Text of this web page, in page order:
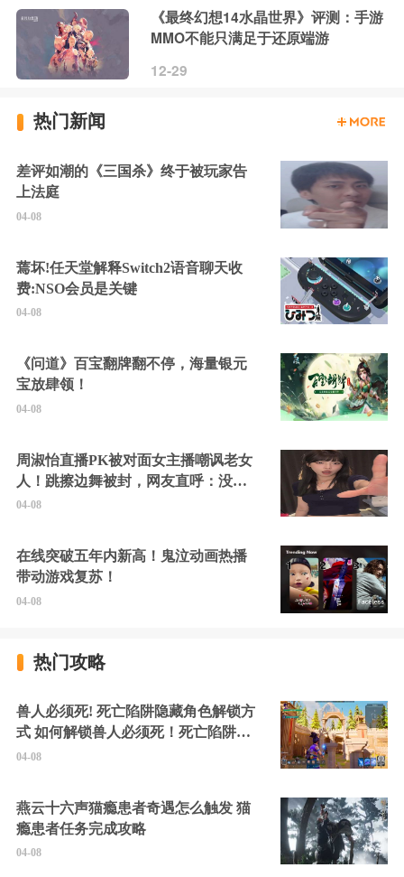
《最终幻想14水晶世界》评测：手游
MMO不能只满足于还原端游
12-29
热门新闻
差评如潮的《三国杀》终于被玩家告
上法庭
04-08
蔫坏!任天堂解释Switch2语音聊天收
费:NSO会员是关键
04-08
《问道》百宝翻牌翻不停，海量银元
宝放肆领！
04-08
周淑怡直播PK被对面女主播嘲讽老女
人！跳擦边舞被封，网友直呼：没边
硬擦封的好！
04-08
在线突破五年内新高！鬼泣动画热播
带动游戏复苏！
04-08
热门攻略
兽人必须死! 死亡陷阱隐藏角色解锁方
式 如何解锁兽人必须死！死亡陷阱中
的隐藏角色
04-08
燕云十六声猫瘾患者奇遇怎么触发 猫
瘾患者任务完成攻略
04-08